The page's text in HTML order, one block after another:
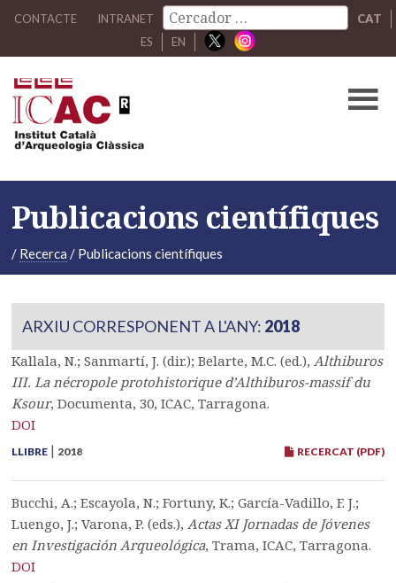
CONTACTE INTRANET
CAT
ES
EN
Publicacions científiques
/ Recerca / Publicacions científiques
ARXIU CORRESPONENT A L'ANY: 2018
Kallala, N.; Sanmartí, J. (dir.); Belarte, M.C. (ed.),Althiburos
III. La nécropole protohistorique d’Althiburos-massif du
Ksour, Documenta, 30, ICAC, Tarragona.
DOI
RECERCAT (PDF)
LLIBRE | 2018
Bucchi, A.; Escayola, N.; Fortuny, K.; García-Vadillo, F. J.;
Luengo, J.; Varona, P. (eds.),Actas XI Jornadas de Jóvenes
en Investigación Arqueológica, Trama, ICAC, Tarragona.
DOI